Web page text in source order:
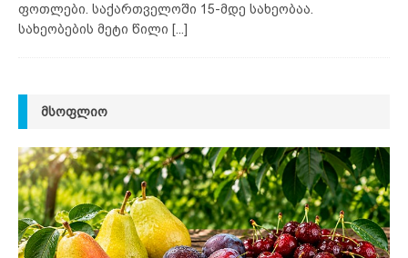
ფოთლები. საქართველოში 15-მდე სახეობაა.
სახეობების მეტი წილი [...]
ᲛᲡᲝᲤᲚᲘᲝ